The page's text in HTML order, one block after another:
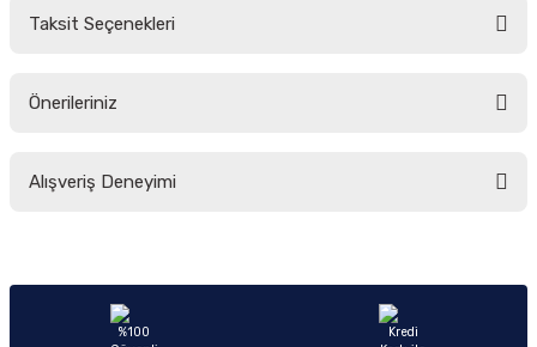
Taksit Seçenekleri
Önerileriniz
yetersiz gördüğünüz noktaları öneri formunu kullanarak tarafımıza
Ürün açıklamasında eksik bilgiler bulunuyor.
Alışveriş Deneyimi
Sitemize ilk yorumu siz yapın!